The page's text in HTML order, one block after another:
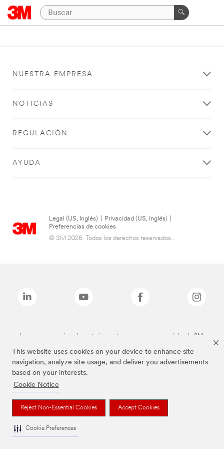
This website uses cookies on your device to enhance site
navigation, analyze site usage, and deliver you advertisements
based on your interests.
Cookie Notice
Reject Non-Essential Cookies Accept Cookies
Cookie Preferences
NUESTRA EMPRESA
NOTICIAS
REGULACIÓN
AYUDA
Legal (US, Inglés) Privacidad (US, Inglés)
Preferencias de cookies
© 3M 2026. Todos los derechos reservados..
Las marcas mencionadas anteriormente son marcas comerciales de 3M.